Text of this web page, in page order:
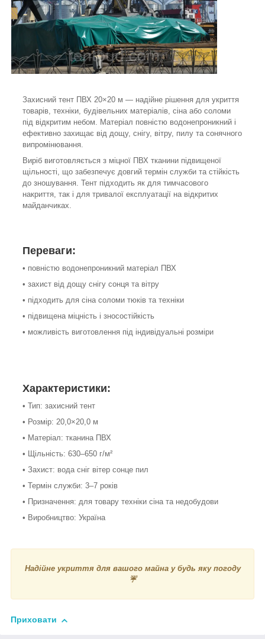
Захисний тент ПВХ 20×20 м — надійне рішення для укриття
товарів, техніки, будівельних матеріалів, сіна або соломи
під відкритим небом. Матеріал повністю водонепроникний і
ефективно захищає від дощу, снігу, вітру, пилу та сонячного
випромінювання.
Виріб виготовляється з міцної ПВХ тканини підвищеної
щільності, що забезпечує довгий термін служби та стійкість
до зношування. Тент підходить як для тимчасового
накриття, так і для тривалої експлуатації на відкритих
майданчиках.
Переваги:
• повністю водонепроникний матеріал ПВХ
• захист від дощу снігу сонця та вітру
• підходить для сіна соломи тюків та техніки
• підвищена міцність і зносостійкість
• можливість виготовлення під індивідуальні розміри
Характеристики:
• Тип: захисний тент
• Розмір: 20,0×20,0 м
• Матеріал: тканина ПВХ
• Щільність: 630–650 г/м²
• Захист: вода сніг вітер сонце пил
• Термін служби: 3–7 років
• Призначення: для товару техніки сіна та недобудови
• Виробництво: Україна
Надійне укриття для вашого майна у будь яку погоду
☔
Приховати